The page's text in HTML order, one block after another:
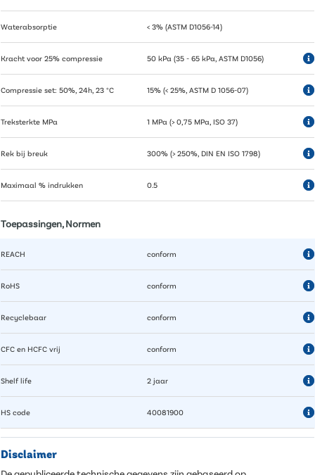
Waterabsorptie < 3% (ASTM D1056-14)
Kracht voor 25% compressie 50 kPa (35 - 65 kPa, ASTM D1056)
Compressie set: 50%, 24h, 23 °C 15% (< 25%, ASTM D 1056-07)
Treksterkte MPa 1 MPa (> 0,75 MPa, ISO 37)
Rek bij breuk 300% (> 250%, DIN EN ISO 1798)
Maximaal % indrukken 0.5
Toepassingen, Normen
REACH conform
RoHS conform
Recyclebaar conform
CFC en HCFC vrij conform
Shelf life 2 jaar
HS code 40081900
Disclaimer